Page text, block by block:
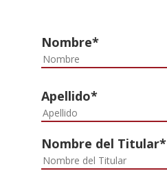
Nombre*
Apellido*
Nombre del Titular*